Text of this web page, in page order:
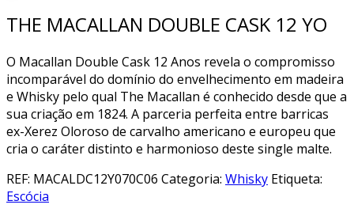
THE MACALLAN DOUBLE CASK 12 YO
O Macallan Double Cask 12 Anos revela o compromisso
incomparável do domínio do envelhecimento em madeira
e Whisky pelo qual The Macallan é conhecido desde que a
sua criação em 1824. A parceria perfeita entre barricas
ex-Xerez Oloroso de carvalho americano e europeu que
cria o caráter distinto e harmonioso deste single malte.
REF: MACALDC12Y070C06 Categoria: Whisky Etiqueta:
Escócia